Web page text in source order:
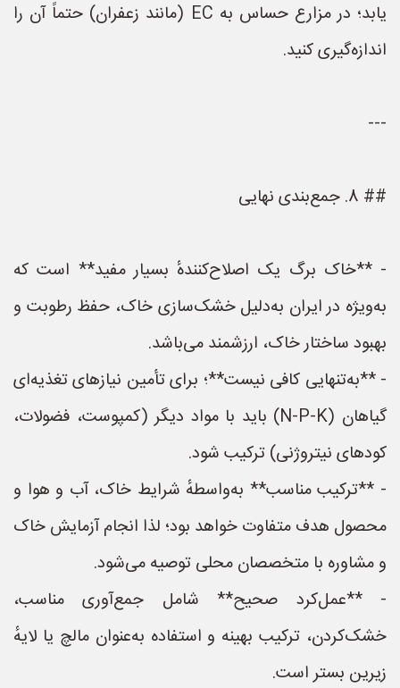
یابد؛ در مزارع حساس به EC (مانند زعفران) حتماً آن را
اندازه‌گیری کنید.
---
## 8. جمع‌بندی نهایی
- **خاک برگ یک اصلاح‌کنندهٔ بسیار مفید** است که
به‌ویژه در ایران به‌دلیل خشک‌سازی خاک، حفظ رطوبت و
بهبود ساختار خاک، ارزشمند می‌باشد.
- **به‌تنهایی کافی نیست**؛ برای تأمین نیازهای تغذیه‌ای
گیاهان (N‑P‑K) باید با مواد دیگر (کمپوست، فضولات،
کودهای نیتروژنی) ترکیب شود.
- **ترکیب مناسب** به‌واسطهٔ شرایط خاک، آب و هوا و
محصول هدف متفاوت خواهد بود؛ لذا انجام آزمایش خاک
و مشاوره با متخصصان محلی توصیه می‌شود.
- **عمل‌کرد صحیح** شامل جمع‌آوری مناسب،
خشک‌کردن، ترکیب بهینه و استفاده به‌عنوان مالچ یا لایهٔ
زیرین بستر است.